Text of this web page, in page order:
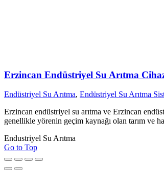
Erzincan Endüstriyel Su Arıtma
Endüstriyel Su Arıtma, Endüstriyel Su Arıtma
Erzincan endüstriyel su arıtma ve Erzincan
genellikle yörenin geçim kaynağı olan tarım ve
Endustriyel Su Arıtma
Go to Top